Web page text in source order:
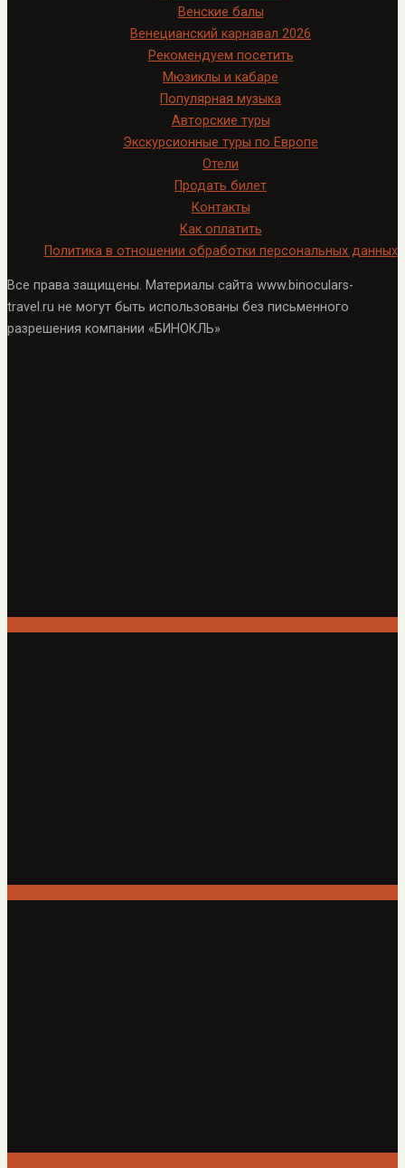
Венские балы
Венецианский карнавал 2026
Рекомендуем посетить
Мюзиклы и кабаре
Популярная музыка
Авторские туры
Экскурсионные туры по Европе
Отели
Продать билет
Контакты
Как оплатить
Политика в отношении обработки персональных данных
Все права защищены. Материалы сайта www.binoculars-
travel.ru не могут быть использованы без письменного
разрешения компании «БИНОКЛЬ»